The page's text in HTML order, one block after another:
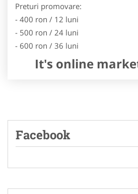
Preturi promovare:
- 400 ron / 12 luni
- 500 ron / 24 luni
- 600 ron / 36 luni
It's online
Facebook